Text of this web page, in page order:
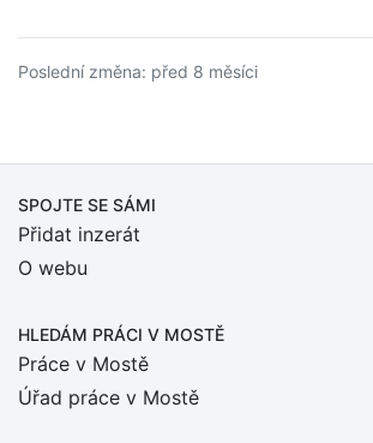
Poslední změna: před 8 měsíci
SPOJTE SE SÁMI
Přidat inzerát
O webu
HLEDÁM PRÁCI V MOSTĚ
Práce v Mostě
Úřad práce v Mostě